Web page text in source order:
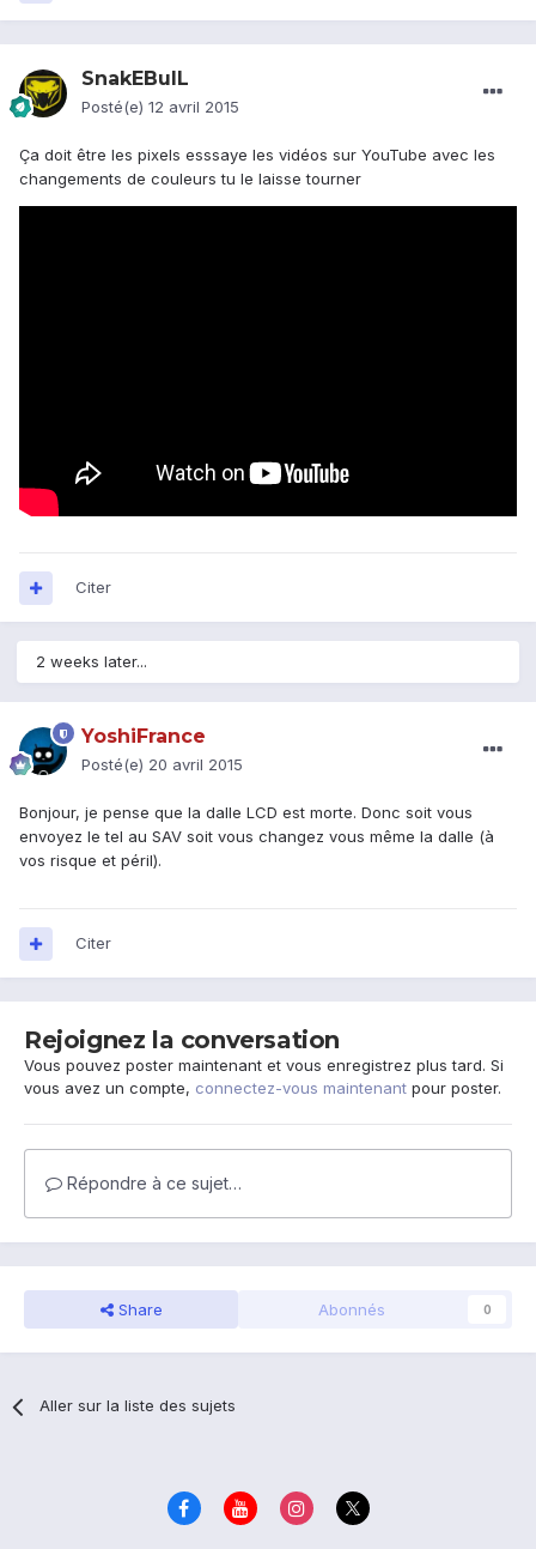
SnakEBulL
Posté(e) 12 avril 2015
Ça doit être les pixels esssaye les vidéos sur YouTube avec les
changements de couleurs tu le laisse tourner
Citer
2 weeks later...
YoshiFrance
Posté(e) 20 avril 2015
Bonjour, je pense que la dalle LCD est morte. Donc soit vous
envoyez le tel au SAV soit vous changez vous même la dalle (à
vos risque et péril).
Citer
Rejoignez la conversation
Vous pouvez poster maintenant et vous enregistrez plus tard. Si
vous avez un compte, connectez-vous maintenant pour poster.
Répondre à ce sujet…
Share Abonnés 0
Aller sur la liste des sujets